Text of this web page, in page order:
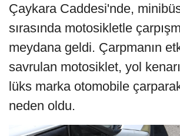
Çaykara Caddesi'nde,
sırasında motosikletle
meydana geldi. Çarpmanın
savrulan motosiklet, yol
lüks marka otomobile
neden oldu.